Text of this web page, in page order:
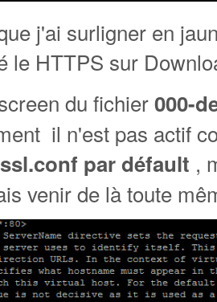
j'ai surligner en
le HTTPS sur
du fichier000-
il n'est pas actif
par défault ,
venir de là toute